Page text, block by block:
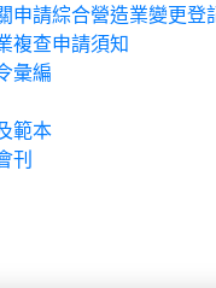
申請綜合營造業變更登
複查申請須知
彙編
範本
刊